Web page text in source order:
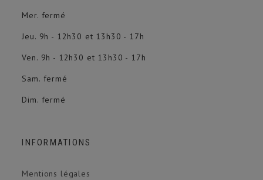
Mer. fermé
Jeu. 9h - 12h30 et 13h30 - 17h
Ven. 9h - 12h30 et 13h30 - 17h
Sam. fermé
Dim. fermé
INFORMATIONS
Mentions légales